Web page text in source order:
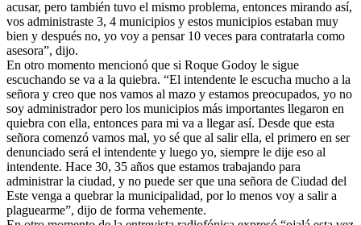
acusar, pero también tuvo el mismo problema, entonces mirando así,
vos administraste 3, 4 municipios y estos municipios estaban muy
bien y después no, yo voy a pensar 10 veces para contratarla como
asesora”, dijo.
En otro momento mencionó que si Roque Godoy le sigue
escuchando se va a la quiebra. “El intendente le escucha mucho a la
señora y creo que nos vamos al mazo y estamos preocupados, yo no
soy administrador pero los municipios más importantes llegaron en
quiebra con ella, entonces para mi va a llegar así. Desde que esta
señora comenzó vamos mal, yo sé que al salir ella, el primero en ser
denunciado será el intendente y luego yo, siempre le dije eso al
intendente. Hace 30, 35 años que estamos trabajando para
administrar la ciudad, y no puede ser que una señora de Ciudad del
Este venga a quebrar la municipalidad, por lo menos voy a salir a
plaguearme”, dijo de forma vehemente.